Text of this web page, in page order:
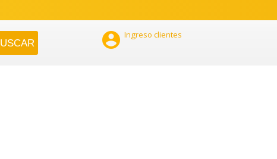
 Ingreso clientes